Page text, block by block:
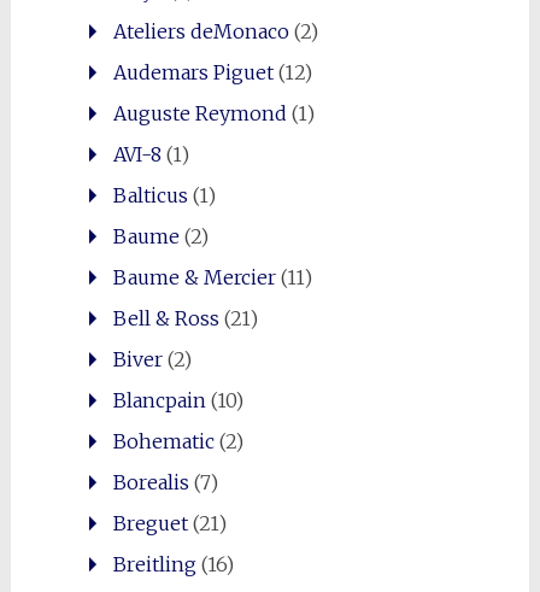
Ateliers deMonaco(2)
Audemars Piguet(12)
Auguste Reymond (1)
AVI-8 (1)
Balticus (1)
Baume(2)
Baume & Mercier(11)
Bell & Ross (21)
Biver(2)
Blancpain(10)
Bohematic(2)
Borealis (7)
Breguet(21)
Breitling(16)